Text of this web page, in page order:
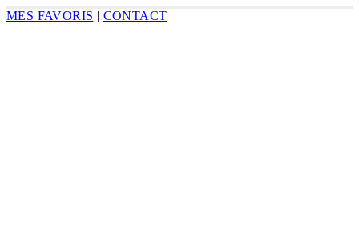
MES FAVORIS | CONTACT